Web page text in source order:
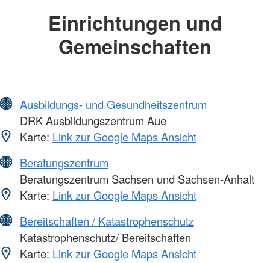
Einrichtungen und
Gemeinschaften
Ausbildungs- und Gesundheitszentrum
DRK Ausbildungszentrum Aue
Karte: Link zur Google Maps Ansicht
Beratungszentrum
Beratungszentrum Sachsen und Sachsen-Anhalt
Karte: Link zur Google Maps Ansicht
Bereitschaften / Katastrophenschutz
Katastrophenschutz/ Bereitschaften
Karte: Link zur Google Maps Ansicht